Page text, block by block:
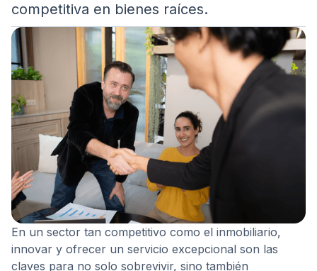
competitiva en bienes raíces.
En un sector tan competitivo como el inmobiliario,
innovar y ofrecer un servicio excepcional son las
claves para no solo sobrevivir, sino también